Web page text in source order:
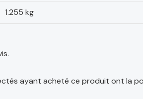
1.255 kg
ayant acheté ce produit ont la